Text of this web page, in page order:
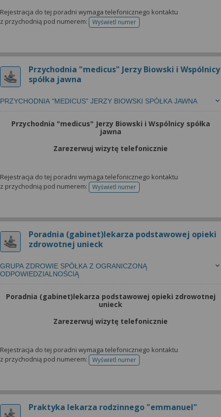
Rejestracja do tej poradni wymaga telefonicznego kontaktu
z przychodnią pod numerem:
Wyświetl numertelefonu do rejestracji
Przychodnia "medicus" Jerzy Biowski i Wspólnicy
spółka jawna
PRZYCHODNIA "MEDICUS" JERZY BIOWSKI SPÓŁKA JAWNA
Przychodnia "medicus" Jerzy Biowski i Wspólnicy spółka
jawna
Zarezerwuj wizytę telefonicznie
Rejestracja do tej poradni wymaga telefonicznego kontaktu
z przychodnią pod numerem:
Wyświetl numertelefonu do rejestracji
Poradnia (gabinet)lekarza podstawowej opieki
zdrowotnej unieck
GRUPA ZDROWIE SPÓŁKA Z OGRANICZONĄ
ODPOWIEDZIALNOŚCIĄ
Poradnia (gabinet)lekarza podstawowej opieki zdrowotnej
unieck
Zarezerwuj wizytę telefonicznie
Rejestracja do tej poradni wymaga telefonicznego kontaktu
z przychodnią pod numerem:
Wyświetl numertelefonu do rejestracji
Praktyka lekarza rodzinnego "emmanuel"